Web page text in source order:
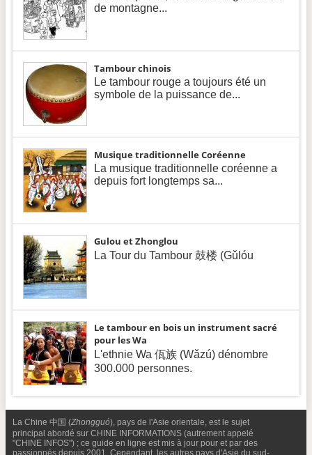
de montagne...
Tambour chinois
Le tambour rouge a toujours été un
symbole de la puissance de...
Musique traditionnelle Coréenne
La musique traditionnelle coréenne a
depuis fort longtemps sa...
Gulou et Zhonglou
La Tour du Tambour 鼓楼 (Gǔlóu
Le tambour en bois un instrument sacré
pour les Wa
L'ethnie Wa 佤族 (Wǎzú) dénombre
300.000 personnes.
La Chine 中国 (Zhongguó), pays de l'Asie orientale, est le sujet
principal abordé sur CHINE INFORMATIONS (autrement appelé
"CHINE INFOS") ; ce guide en ligne est mis à jour pour et par des
passionnés depuis 2001. Cependant, les autres pays d'Asie du sud-